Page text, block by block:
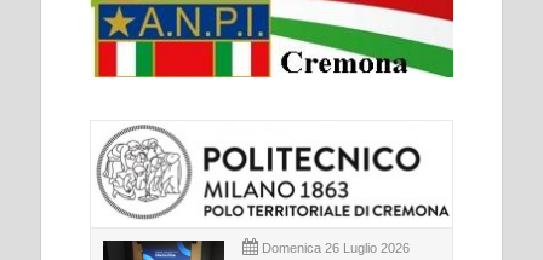
Domenica 26 Luglio 2026